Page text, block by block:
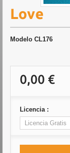
Love
Modelo CL176
0,00 €
Licencia :